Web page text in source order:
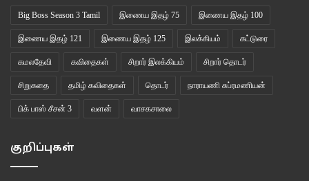
Kariyila Kattu pole (1986)
மம்முட்டி இறந்து கிடக்கிறார். அதை மோகன்லால் துப்பறிகிறார். கேட்கவே
ஆச்சர்யமாக இருக்கிறது அல்லவா?
வெளிக்கொண்டு வருகிறார். இயக்குனர் பத்மராஜன்.
Big Boss Season 3 Tamil இணைய இதழ் 75 இணைய இதழ் 100
இணைய இதழ் 121 இணைய இதழ் 125 இலக்கியம் கட்டுரை
கமலதேவி கவிதைகள் சிறார் இலக்கியம் சிறார் தொடர்
சிறுகதை தமிழ் கவிதைகள் தொடர் நாராயணி சுப்ரமணியன்
பிக் பாஸ் சீசன் 3 வளன் வாசகசாலை
குறிப்புகள்